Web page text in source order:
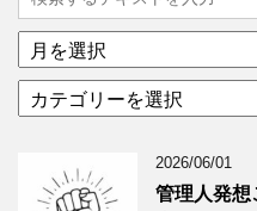
ア
ー
イ
テ
ー
2026/06/01
管理人発想